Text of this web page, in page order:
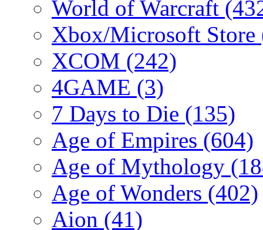
World of Warcraft
Xbox/Microsoft Store
XCOM (242)
4GAME (3)
7 Days to Die (135)
Age of Empires (604)
Age of Mythology
Age of Wonders (402)
Aion (41)